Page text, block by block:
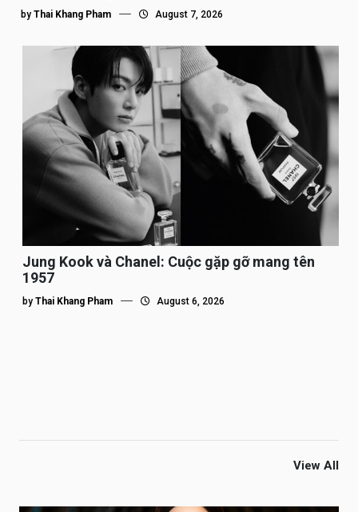
by Thai Khang Pham August 7, 2026
Jung Kook và Chanel: Cuộc gặp gỡ mang tên
1957
by Thai Khang Pham August 6, 2026
View All